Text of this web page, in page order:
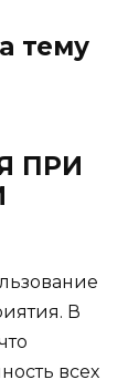
тему
ПРИ
В
всех